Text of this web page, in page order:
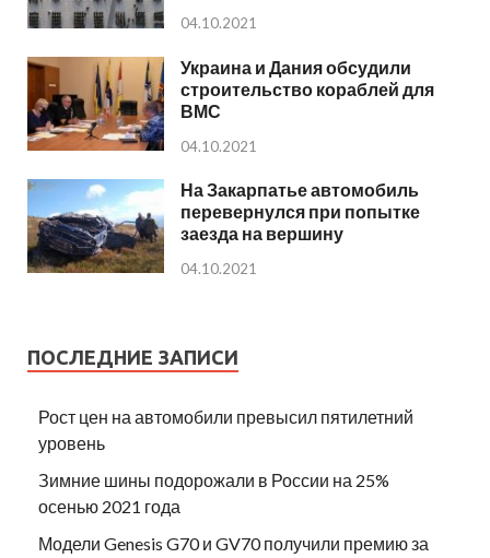
04.10.2021
Украина и Дания обсудили
строительство кораблей для
ВМС
04.10.2021
На Закарпатье автомобиль
перевернулся при попытке
заезда на вершину
04.10.2021
ПОСЛЕДНИЕ ЗАПИСИ
Рост цен на автомобили превысил пятилетний
уровень
Зимние шины подорожали в России на 25%
осенью 2021 года
Модели Genesis G70 и GV70 получили премию за